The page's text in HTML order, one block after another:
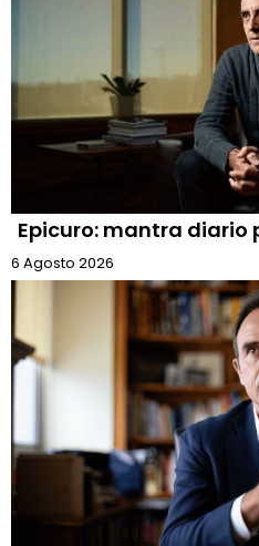
Epicuro: mantra diario
6 Agosto 2026